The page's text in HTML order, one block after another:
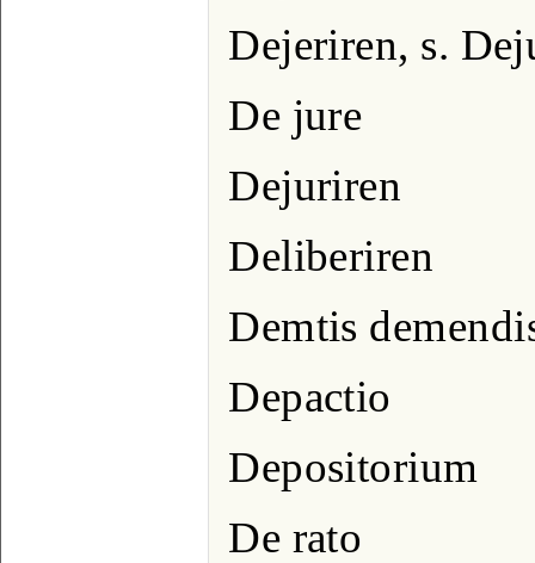
Dejeriren, s.
De jure
Dejuriren
Deliberiren
Demtis
Depactio
Depositorium
De rato